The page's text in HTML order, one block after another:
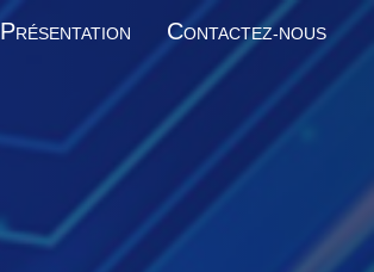
PRÉSENTATION CONTACTEZ-NOUS